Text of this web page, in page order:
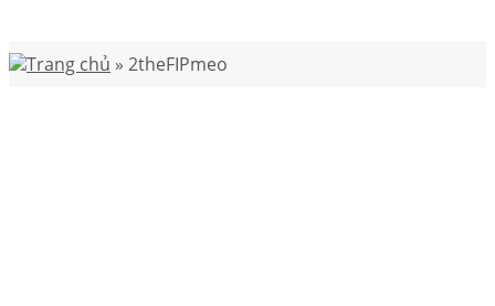
Trang chủ » 2theFIPmeo